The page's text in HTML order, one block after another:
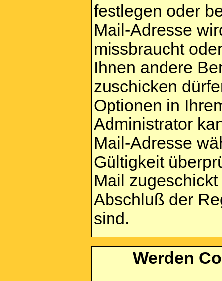
festlegen oder
Mail-Adresse
missbraucht
Ihnen andere
zuschicken
Optionen in
Administrator
Mail-Adresse
Gültigkeit
Mail
Abschluß der
sind.
Werden